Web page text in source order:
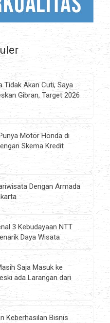
Tidak Akan Cuti, Saya
Gibran, Target 2026
Motor Honda di
Skema Kredit
Dengan Armada
3 Kebudayaan NTT
Daya Wisata
Saja Masuk ke
ada Larangan dari
Keberhasilan Bisnis